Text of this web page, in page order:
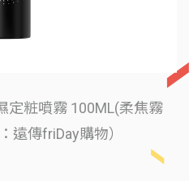
定粧噴霧 100ML(柔焦霧
遠傳friDay購物）